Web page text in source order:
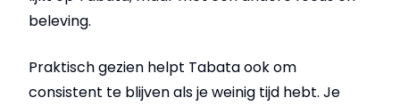
beleving.
Praktisch gezien helpt Tabata ook om
consistent te blijven als je weinig tijd hebt. Je